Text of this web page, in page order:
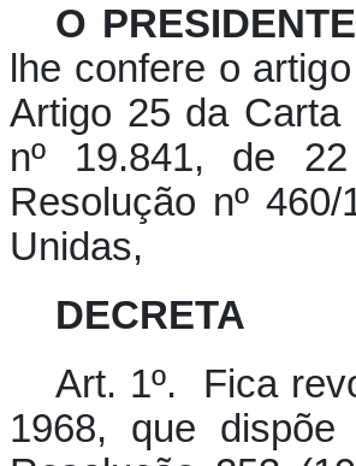
O
lhe confere o
Artigo 25 da Carta
nº 19.841, de
Resolução nº
Unidas,
DECRETA
Art. 1º. Fica
1968, que